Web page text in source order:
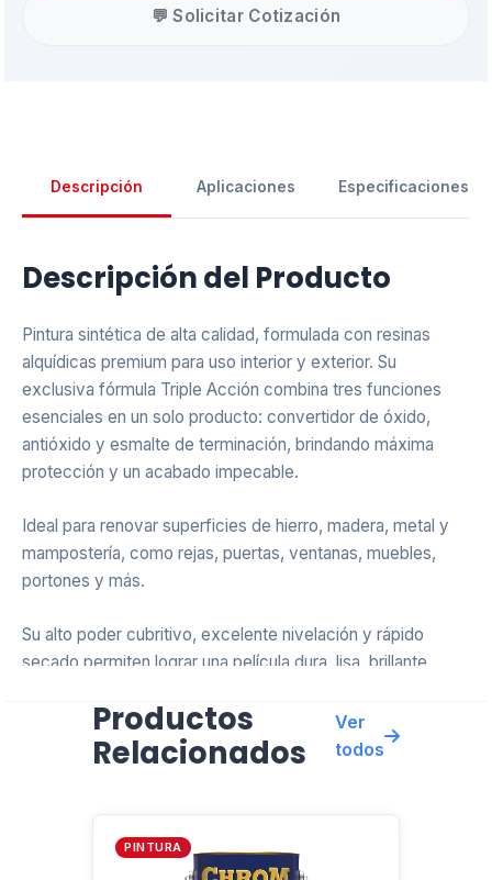
💬 Solicitar Cotización
Descripción Aplicaciones Especificaciones
Descripción del Producto
Pintura sintética de alta calidad, formulada con resinas
alquídicas premium para uso interior y exterior. Su
exclusiva fórmula Triple Acción combina tres funciones
esenciales en un solo producto: convertidor de óxido,
antióxido y esmalte de terminación, brindando máxima
protección y un acabado impecable.
Ideal para renovar superficies de hierro, madera, metal y
mampostería, como rejas, puertas, ventanas, muebles,
portones y más.
Su alto poder cubritivo, excelente nivelación y rápido
secado permiten lograr una película dura, lisa, brillante,
Resiste el uso cotidiano, los lavados y los factores
Productos
Relacionados
Ver
todos
PINTURA